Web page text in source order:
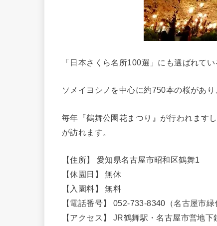
「日本さくら名所100選」にも選ばれて
ソメイヨシノを中心に約750本の桜があ
毎年『鶴舞公園花まつり』が行われます
が訪れます。
【住所】 愛知県名古屋市昭和区鶴舞1
【休園日】 無休
【入園料】 無料
【電話番号】 052-733-8340（名古屋市緑
【アクセス】 JR鶴舞駅・名古屋市営地